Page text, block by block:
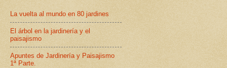
La vuelta al mundo en 80 jardines
El árbol en la jardinería y el
paisajismo
Apuntes de Jardinería y Paisajismo
1ª Parte.